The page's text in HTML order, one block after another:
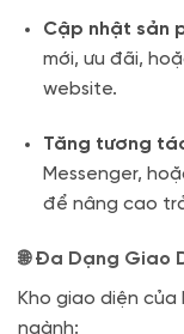
Cập nhật sản
mới, ưu đãi,
website.
Tăng tương
Messenger,
để nâng cao
🌐 Đa Dạng Giao
Kho giao diện của
ngành: